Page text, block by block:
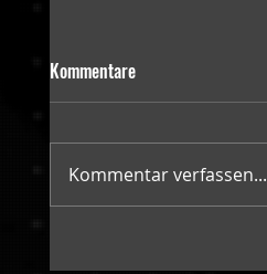
Kommentare
Kommentar verfassen...